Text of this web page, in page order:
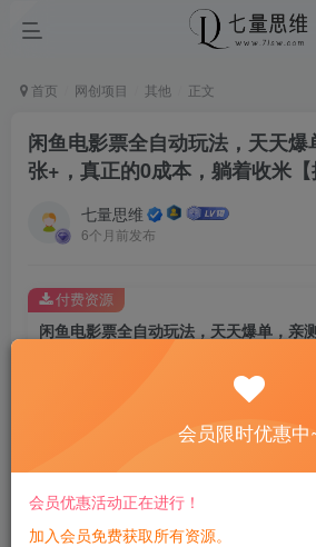
首页 网创项目 其他 正文
闲鱼电影票全自动玩法，天天
张+，真正的0成本，躺着收米【
七量思维
6个月前发布
8.8
免费
您当前未登录！建议登陆
付费资源
会员限时优惠中
会员优惠活动正在进行！
加入会员免费获取所有资源。